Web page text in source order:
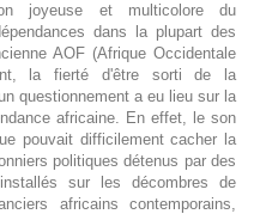
joyeuse et multicolore du
dans la plupart des
AOF (Afrique Occidentale
la fierté d'être sorti de la
questionnement a eu lieu sur la
africaine. En effet, le son
pouvait difficilement cacher la
politiques détenus par des
sur les décombres de
africains contemporains,